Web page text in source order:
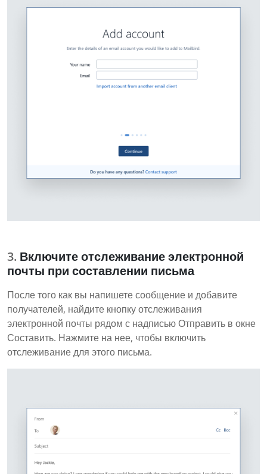
Включите отслеживание электронной
почты при составлении письма
После того как вы напишете сообщение и добавите
получателей, найдите кнопку отслеживания
электронной почты рядом с надписью Отправить в окне
Составить. Нажмите на нее, чтобы включить
отслеживание для этого письма.